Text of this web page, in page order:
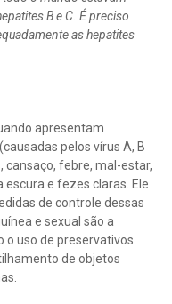
B e C. É preciso
as hepatites
apresentam
pelos vírus A, B
cansaço, febre, mal-estar,
e fezes claras. Ele
de controle dessas
e sexual são a
o uso de preservativos
de objetos